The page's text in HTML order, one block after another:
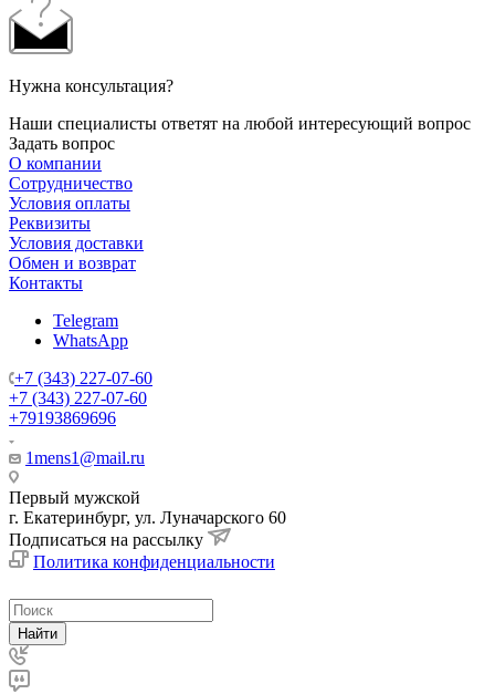
Нужна консультация?
Наши специалисты ответят на любой интересующий вопрос
Задать вопрос
О компании
Сотрудничество
Условия оплаты
Реквизиты
Условия доставки
Обмен и возврат
Контакты
Telegram
WhatsApp
+7 (343) 227-07-60
+7 (343) 227-07-60
+79193869696
1mens1@mail.ru
Первый мужской
г. Екатеринбург, ул. Луначарского 60
Подписаться на рассылку
Политика конфиденциальности
Найти